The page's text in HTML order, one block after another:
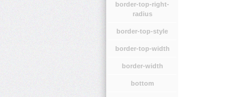
border-top-right-
radius
border-top-style
border-top-width
border-width
bottom